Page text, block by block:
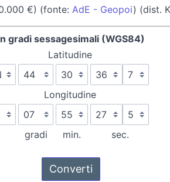
€) (fonte: AdE - Geopoi) (dist.
gradi sessagesimali (WGS84)
Latitudine
Longitudine
gradi min. sec.